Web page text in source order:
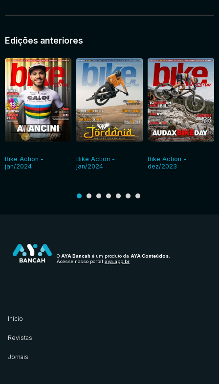
Edições anteriores
Bike Action -
jan/2024
Bike Action -
jan/2024
Bike Action -
dez/2023
O AYA Bancah é um produto da AYA Conteúdos
Acesse nosso portal aya.app.br
Início
Revistas
Jornais